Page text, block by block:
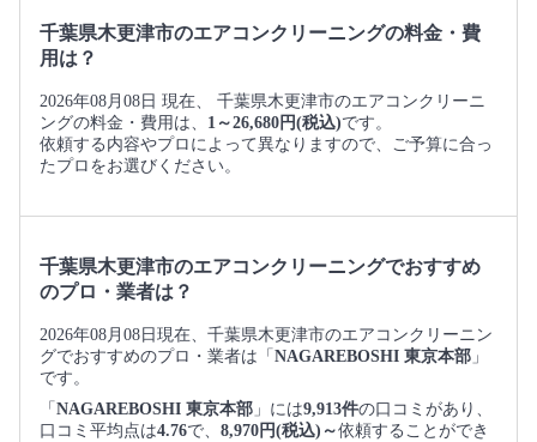
千葉県木更津市のエアコンクリーニングの料金・費
用は？
2026年08月08日 現在、 千葉県木更津市のエアコンクリーニ
ングの料金・費用は、 1～26,680円(税込)です。
依頼する内容やプロによって異なりますので、ご予算に合っ
たプロをお選びください。
千葉県木更津市のエアコンクリーニングでおすすめ
のプロ・業者は？
2026年08月08日現在、千葉県木更津市のエアコンクリーニン
グでおすすめのプロ・業者は「 NAGAREBOSHI 東京本部 」
です。
「 NAGAREBOSHI 東京本部 」には9,913件の口コミがあり、
口コミ平均点は4.76で、 8,970円(税込)～依頼することができ